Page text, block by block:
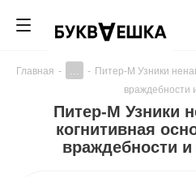
Главная - - Питер-М Узники
враждебности
Питер-М Узники
когнитивная
враждебности